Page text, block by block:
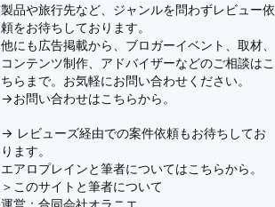
製品や旅行先など、ジャンルを問わずレビュー依
頼をお待ちしております。
他にも広告掲載から、ブロガーイベント、取材、
コンテンツ制作、アドバイザーなどのご相談はこ
ちらまで。お気軽にお問い合わせください。
→お問い合わせはこちらから。
→ レビューズ経由での案件依頼もお待ちしてお
ります。
エアロプレインと筆者についてはこちらから。
＞ このサイトと筆者について